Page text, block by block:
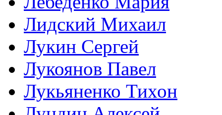
Лидский Михаил
Лукин Сергей
Лукоянов Павел
Лукьяненко Тихон